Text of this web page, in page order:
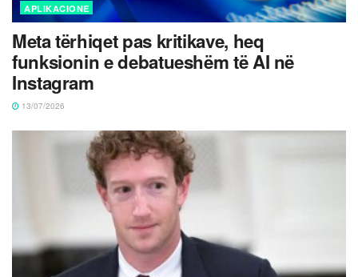
APLIKACIONE
Meta tërhiqet pas kritikave, heq
funksionin e debatueshëm të AI në
Instagram
13/07/2026